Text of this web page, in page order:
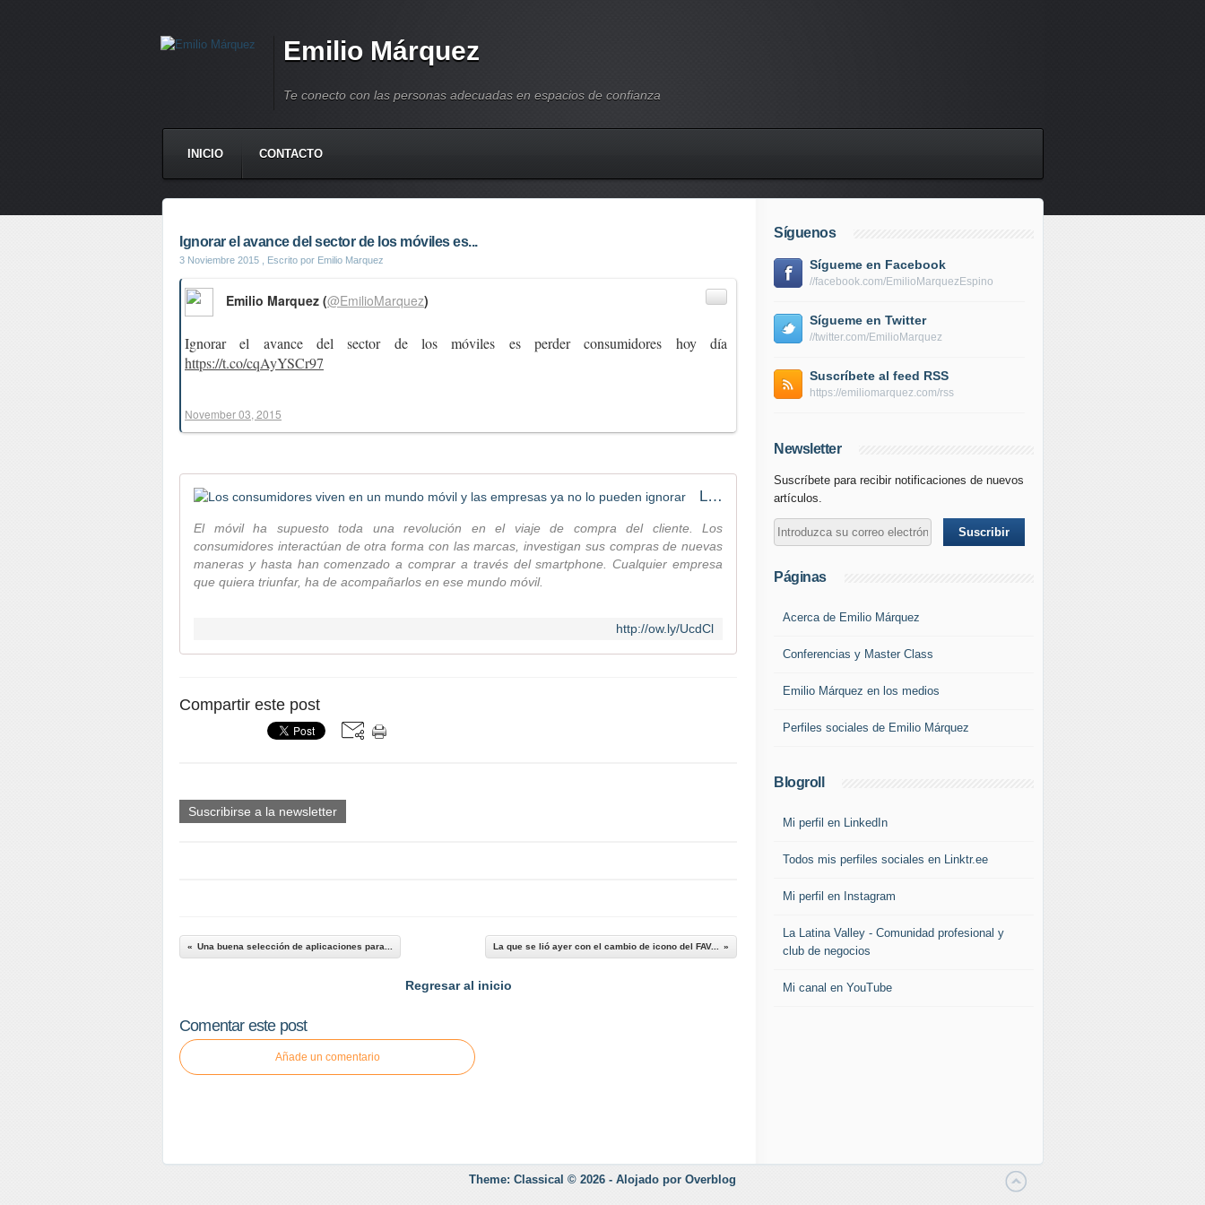
Emilio Márquez
Te conecto con las personas adecuadas en espacios de confianza
INICIO CONTACTO
Ignorar el avance del sector de los móviles es...
3 Noviembre 2015 , Escrito por Emilio Marquez
Ignorar el avance del sector de los móviles es perder consumidores hoy día
https://t.co/cqAyYSCr97
Emilio Marquez (@EmilioMarquez)
November 03, 2015
Los consumidores viven en un mundo móvil y las empresas ya no lo pueden ignorar
El móvil ha supuesto toda una revolución en el viaje de compra del cliente. Los
consumidores interactúan de otra forma con las marcas, investigan sus compras de nuevas
maneras y hasta han comenzado a comprar a través del smartphone. Cualquier empresa
que quiera triunfar, ha de acompañarlos en ese mundo móvil.
http://ow.ly/UcdCl
Compartir este post
Suscribirse a la newsletter
Una buena selección de aplicaciones para... La que se lió ayer con el cambio de icono del FAV...
Regresar al inicio
Comentar este post
Añade un comentario
Síguenos
Sígueme en Facebook
//facebook.com/EmilioMarquezEspino
Sígueme en Twitter
//twitter.com/EmilioMarquez
Suscríbete al feed RSS
https://emiliomarquez.com/rss
Newsletter
Suscríbete para recibir notificaciones de nuevos
artículos.
Páginas
Acerca de Emilio Márquez
Conferencias y Master Class
Emilio Márquez en los medios
Perfiles sociales de Emilio Márquez
Blogroll
Mi perfil en LinkedIn
Todos mis perfiles sociales en Linktr.ee
Mi perfil en Instagram
La Latina Valley - Comunidad profesional y
club de negocios
Mi canal en YouTube
Theme: Classical © 2026 - Alojado por Overblog